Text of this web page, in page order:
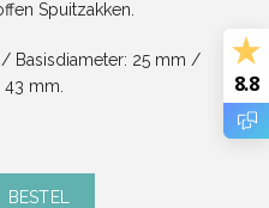
Spuitzakken.
Basisdiameter: 25 mm /
mm.
BESTEL
8.8